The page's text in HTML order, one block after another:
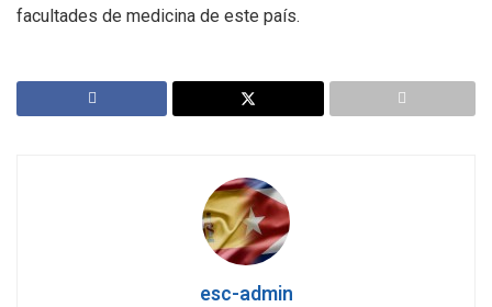
facultades de medicina de este país.
esc-admin